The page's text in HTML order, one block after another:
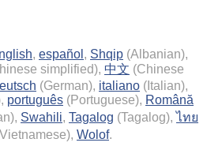
, español , Shqip (Albanian),
simplified), 中文 (Chinese
(German), italiano (Italian),
português (Portuguese), Română
Swahili, Tagalog (Tagalog),ไทย
Wolof.